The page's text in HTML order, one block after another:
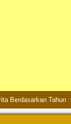
Berdasarkan Tahun :